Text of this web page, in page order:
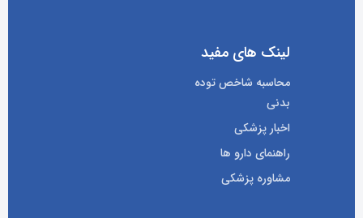
لینک های مفید
محاسبه شاخص توده
بدنی
اخبار پزشکی
راهنمای دارو ها
مشاوره پزشکی